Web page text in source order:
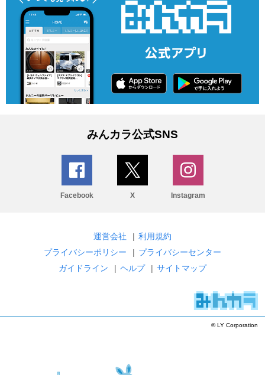
みんカラ公式SNS
Facebook X Instagram
運営会社 | 利用規約
プライバシーポリシー
| プライバシーセンター
ガイドライン
| ヘルプ | サイトマップ
© LY Corporation